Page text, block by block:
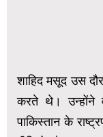
शाहिद मसूद उस
करते थे। उन्होंने
पाकिस्तान के